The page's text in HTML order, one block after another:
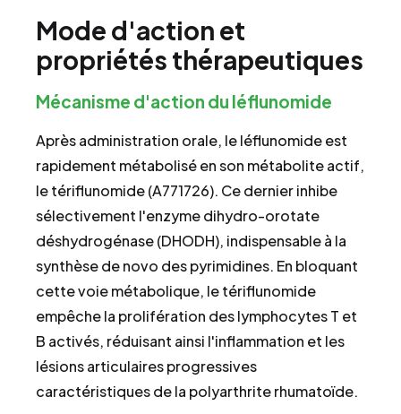
Mode d'action et
propriétés thérapeutiques
Mécanisme d'action du léflunomide
Après administration orale, le léflunomide est
rapidement métabolisé en son métabolite actif,
le tériflunomide (A771726). Ce dernier inhibe
sélectivement l'enzyme dihydro-orotate
déshydrogénase (DHODH), indispensable à la
synthèse de novo des pyrimidines. En bloquant
cette voie métabolique, le tériflunomide
empêche la prolifération des lymphocytes T et
B activés, réduisant ainsi l'inflammation et les
lésions articulaires progressives
caractéristiques de la polyarthrite rhumatoïde.